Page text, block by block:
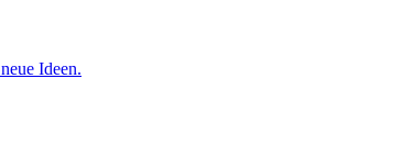
Ideen.